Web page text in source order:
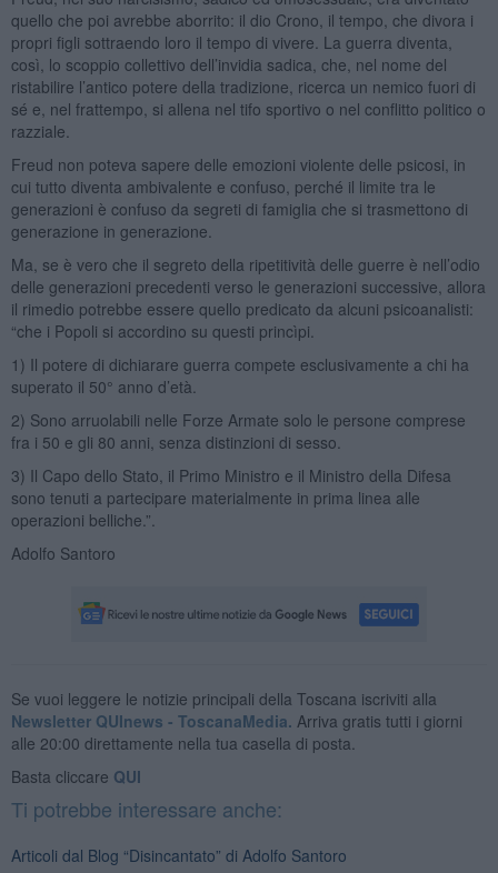
quello che poi avrebbe aborrito: il dio Crono, il tempo, che divora i
propri figli sottraendo loro il tempo di vivere. La guerra diventa,
così, lo scoppio collettivo dell’invidia sadica, che, nel nome del
ristabilire l’antico potere della tradizione, ricerca un nemico fuori di
sé e, nel frattempo, si allena nel tifo sportivo o nel conflitto politico o
razziale.
Freud non poteva sapere delle emozioni violente delle psicosi, in
cui tutto diventa ambivalente e confuso, perché il limite tra le
generazioni è confuso da segreti di famiglia che si trasmettono di
generazione in generazione.
Ma, se è vero che il segreto della ripetitività delle guerre è nell’odio
delle generazioni precedenti verso le generazioni successive, allora
il rimedio potrebbe essere quello predicato da alcuni psicoanalisti:
“che i Popoli si accordino su questi princìpi.
1) Il potere di dichiarare guerra compete esclusivamente a chi ha
superato il 50° anno d’età.
2) Sono arruolabili nelle Forze Armate solo le persone comprese
fra i 50 e gli 80 anni, senza distinzioni di sesso.
3) Il Capo dello Stato, il Primo Ministro e il Ministro della Difesa
sono tenuti a partecipare materialmente in prima linea alle
operazioni belliche.”.
Adolfo Santoro
Se vuoi leggere le notizie principali della Toscana iscriviti alla
Newsletter QUInews - ToscanaMedia. Arriva gratis tutti i giorni
alle 20:00 direttamente nella tua casella di posta.
Basta cliccare QUI
Ti potrebbe interessare anche:
Articoli dal Blog “Disincantato” di Adolfo Santoro